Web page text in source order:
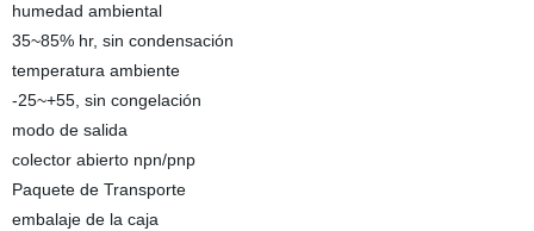
humedad ambiental
35~85% hr, sin condensación
temperatura ambiente
-25~+55, sin congelación
modo de salida
colector abierto npn/pnp
Paquete de Transporte
embalaje de la caja